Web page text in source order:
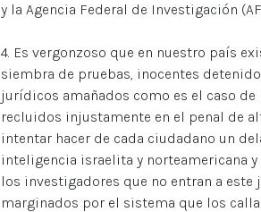
y la Agencia Federal de Investigación
4. Es vergonzoso que en nuestro país
siembra de pruebas, inocentes
jurídicos amañados como es el caso de
recluidos injustamente en el penal de
intentar hacer de cada ciudadano un
inteligencia israelita y norteamericana
los investigadores que no entran a este
marginados por el sistema que los